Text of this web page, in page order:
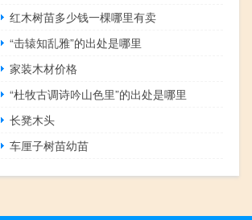
红木树苗多少钱一棵哪里有卖
“击辕知乱雅”的出处是哪里
家装木材价格
“杜牧古调诗吟山色里”的出处是哪里
长凳木头
车厘子树苗幼苗